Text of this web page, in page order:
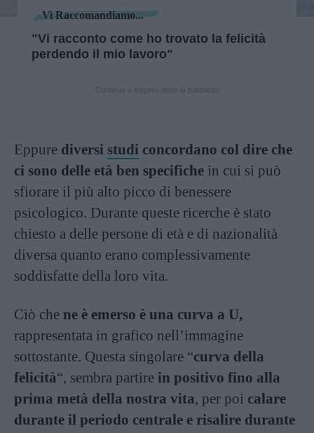
Vi Raccomandiamo...
"Vi racconto come ho trovato la felicità
perdendo il mio lavoro"
Eppure diversi studi concordano col dire che
ci sono delle età ben specifiche in cui si può
sfiorare il più alto picco di benessere
psicologico. Durante queste ricerche è stato
chiesto a delle persone di età e di nazionalità
diversa quanto erano complessivamente
soddisfatte della loro vita.
Ciò che ne è emerso è una curva a U,
rappresentata in grafico nell’immagine
sottostante. Questa singolare “curva della
felicità“, sembra partire in positivo fino alla
prima metà della nostra vita, per poi calare
durante il periodo centrale e risalire durante